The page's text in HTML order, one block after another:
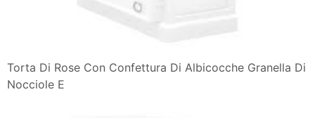
Torta Di Rose Con Confettura Di Albicocche Granella Di
Nocciole E